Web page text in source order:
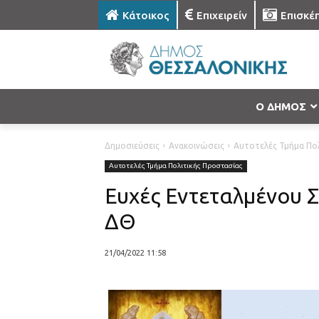
Κάτοικος Επιχειρείν
Ο ΔΗΜΟΣ
Δημοσιεύσεις Ανακοινώσεις Αυτοτελές Τμήμα
Αυτοτελές Τμήμα Πολιτικής Προστασίας
Ευχές Εντεταλμένου
ΔΘ
21/04/2022 11:58